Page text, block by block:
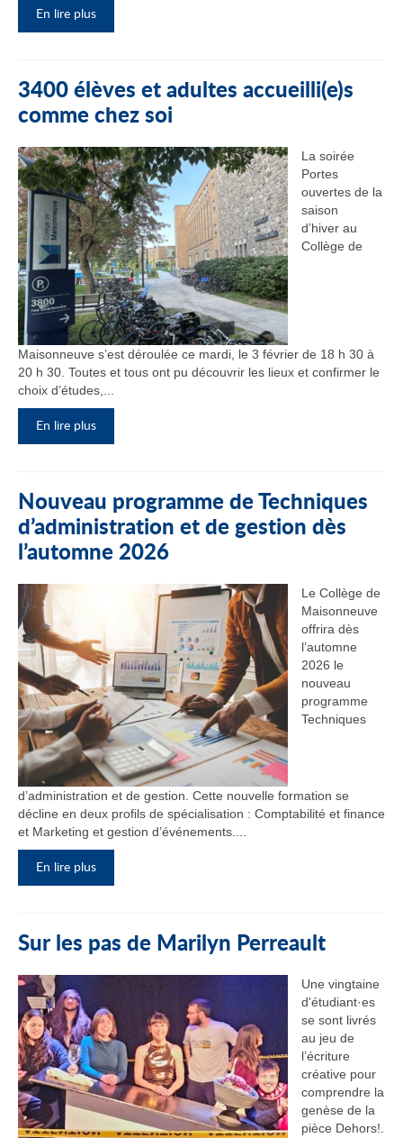
En lire plus
3400 élèves et adultes accueilli(e)s
comme chez soi
La soirée
Portes
ouvertes de la
saison
d’hiver au
Collège de
Maisonneuve s’est déroulée ce mardi, le 3 février de 18 h 30 à
20 h 30. Toutes et tous ont pu découvrir les lieux et confirmer le
choix d’études,...
En lire plus
Nouveau programme de Techniques
d’administration et de gestion dès
l’automne 2026
Le Collège de
Maisonneuve
offrira dès
l’automne
2026 le
nouveau
programme
Techniques
d’administration et de gestion. Cette nouvelle formation se
décline en deux profils de spécialisation : Comptabilité et finance
et Marketing et gestion d’événements....
En lire plus
Sur les pas de Marilyn Perreault
Une vingtaine
d'étudiant·es
se sont livrés
au jeu de
l’écriture
créative pour
comprendre la
genèse de la
pièce Dehors!.